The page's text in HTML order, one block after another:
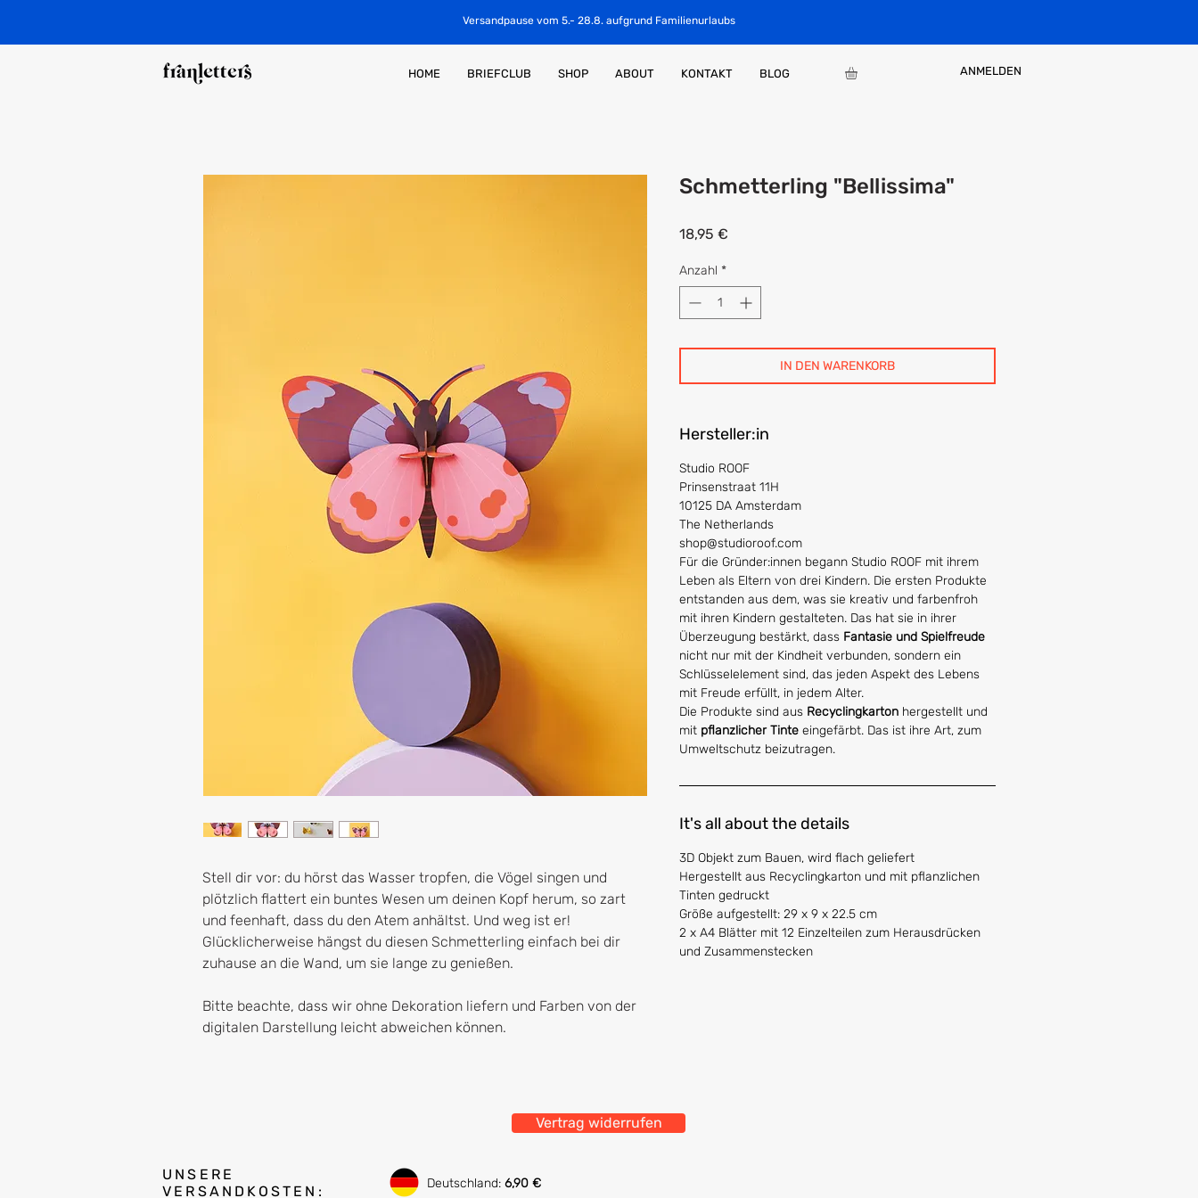
Versandpause vom 5.- 28.8. aufgrund Familienurlaubs
HOME BRIEFCLUB SHOP ABOUT KONTAKT BLOG ANMELDEN
Stell dir vor: du hörst das Wasser tropfen, die Vögel singen und
plötzlich flattert ein buntes Wesen um deinen Kopf herum, so zart
und feenhaft, dass du den Atem anhältst. Und weg ist er!
Glücklicherweise hängst du diesen Schmetterling einfach bei dir
zuhause an die Wand, um sie lange zu genießen.
Bitte beachte, dass wir ohne Dekoration liefern und Farben von der
digitalen Darstellung leicht abweichen können.
Schmetterling "Bellissima"
18,95 €
Anzahl *
IN DEN WARENKORB
Hersteller:in
Studio ROOF
Prinsenstraat 11H
10125 DA Amsterdam
The Netherlands
shop@studioroof.com
Für die Gründer:innen begann Studio ROOF mit ihrem
Leben als Eltern von drei Kindern. Die ersten Produkte
entstanden aus dem, was sie kreativ und farbenfroh
mit ihren Kindern gestalteten. Das hat sie in ihrer
Überzeugung bestärkt, dass Fantasie und Spielfreude
nicht nur mit der Kindheit verbunden, sondern ein
Schlüsselelement sind, das jeden Aspekt des Lebens
mit Freude erfüllt, in jedem Alter.
Die Produkte sind aus Recyclingkarton hergestellt und
mit pflanzlicher Tinte eingefärbt. Das ist ihre Art, zum
Umweltschutz beizutragen.
It's all about the details
3D Objekt zum Bauen, wird flach geliefert
Hergestellt aus Recyclingkarton und mit pflanzlichen
Tinten gedruckt
Größe aufgestellt: 29 x 9 x 22.5 cm
2 x A4 Blätter mit 12 Einzelteilen zum Herausdrücken
und Zusammenstecken
Vertrag widerrufen
UNSERE
VERSANDKOSTEN:
Deutschland: 6,90 €